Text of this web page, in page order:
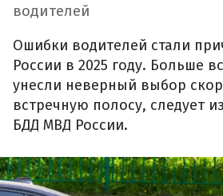
водителей
Ошибки водителей стали
России в 2025 году. Больше
унесли неверный выбор
встречную полосу, следует
БДД МВД России.